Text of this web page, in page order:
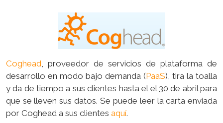
Coghead , proveedor de servicios de plataforma de
desarrollo en modo bajo demanda (PaaS), tira la toalla
y da de tiempo a sus clientes hasta el el 30 de abril para
que se lleven sus datos. Se puede leer la carta enviada
por Coghead a sus clientes aquí.